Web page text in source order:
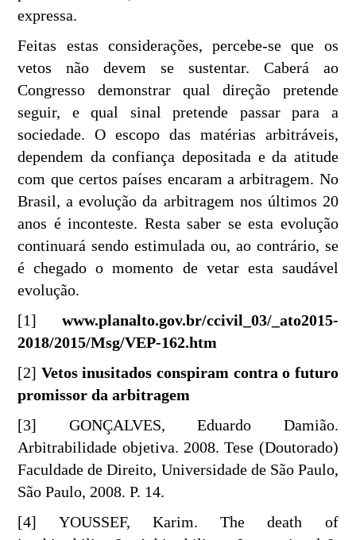
expressa.
Feitas estas considerações, percebe-se que os
vetos não devem se sustentar. Caberá ao
Congresso demonstrar qual direção pretende
seguir, e qual sinal pretende passar para a
sociedade. O escopo das matérias arbitráveis,
dependem da confiança depositada e da atitude
com que certos países encaram a arbitragem. No
Brasil, a evolução da arbitragem nos últimos 20
anos é inconteste. Resta saber se esta evolução
continuará sendo estimulada ou, ao contrário, se
é chegado o momento de vetar esta saudável
evolução.
[1] www.planalto.gov.br/ccivil_03/_ato2015-
2018/2015/Msg/VEP-162.htm
[2] Vetos inusitados conspiram contra o futuro
promissor da arbitragem
[3] GONÇALVES, Eduardo Damião.
Arbitrabilidade objetiva. 2008. Tese (Doutorado)
Faculdade de Direito, Universidade de São Paulo,
São Paulo, 2008. P. 14.
[4] YOUSSEF, Karim. The death of